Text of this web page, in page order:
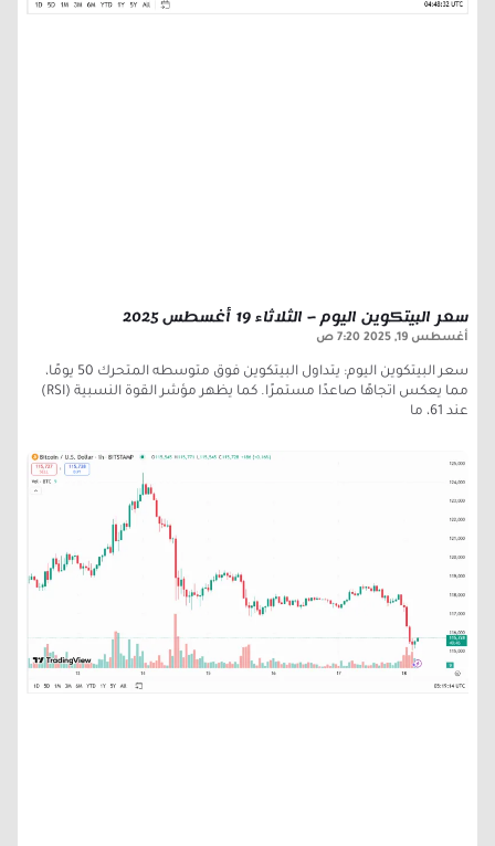
سعر البيتكوين اليوم – الثلاثاء 19 أغسطس 2025
أغسطس 19, 2025 7:20 ص
سعر البيتكوين اليوم: يتداول البيتكوين فوق متوسطه المتحرك 50 يومًا،
مما يعكس اتجاهًا صاعدًا مستمرًا. كما يظهر مؤشر القوة النسبية (RSI)
عند 61، ما